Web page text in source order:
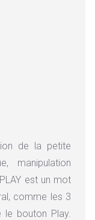
de la petite
manipulation
est un mot
comme les 3
le bouton Play.